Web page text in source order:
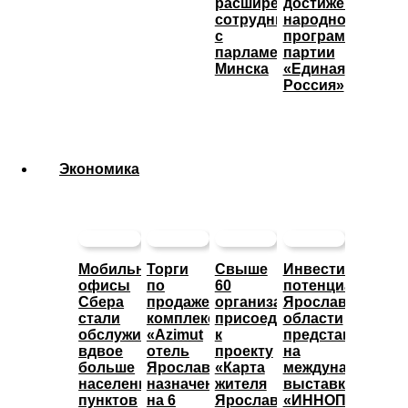
расширении
сотрудничества
с
парламентом
Минска
достижения
народной
программы
партии
«Единая
Россия»
Экономика
Мобильные
офисы
Сбера
стали
обслуживать
вдвое
больше
населенных
пунктов
Торги
по
продаже
комплекса
«Azimut
отель
Ярославль»
назначены
на 6
Свыше
60
организаций
присоединились
к
проекту
«Карта
жителя
Ярославской
потенциал
Ярославской
области
представят
на
международной
выставке
«ИННОПРОМ»